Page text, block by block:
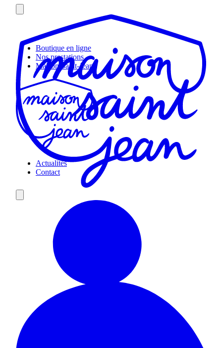
Skip
to
Boutique en ligne
Nos prestations
Maison Saint-Jean
Actualités
Contact